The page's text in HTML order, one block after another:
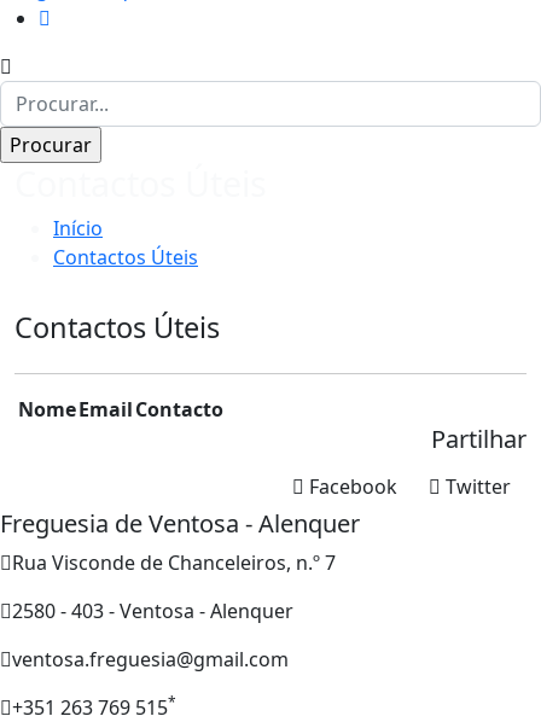
Início
Contactos Úteis
Contactos Úteis
NomeEmailContacto
Partilhar
Twitter
Facebook
Freguesia de Ventosa - Alenquer
Rua Visconde de Chanceleiros, n.º 7
2580 - 403 - Ventosa - Alenquer
ventosa.freguesia@gmail.com
+351 263 769 515*